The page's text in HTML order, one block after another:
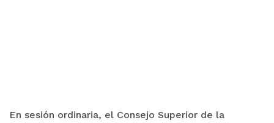
En sesión ordinaria, el Consejo Superior de la